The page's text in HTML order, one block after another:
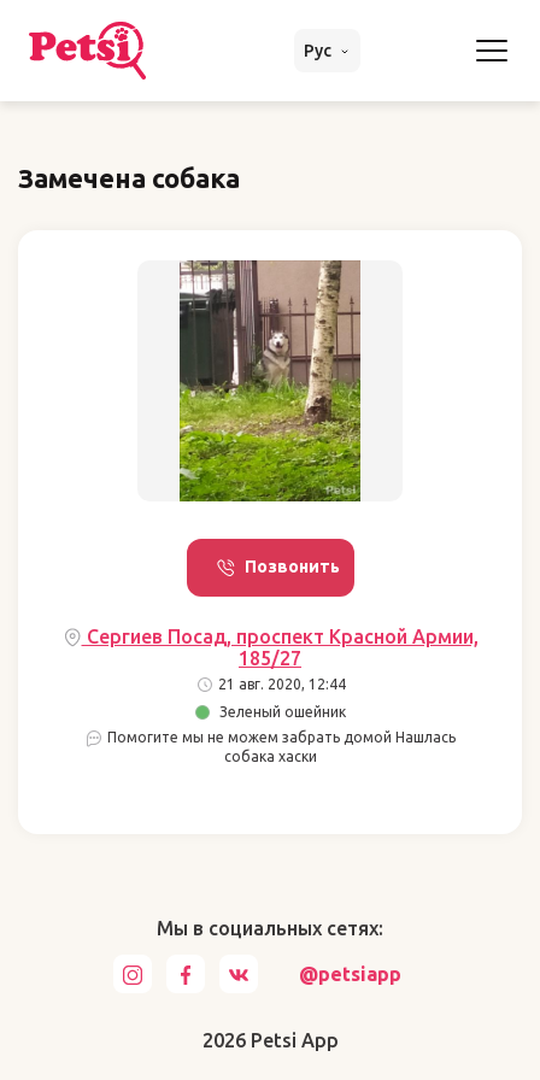
Рус
Замечена собака
Позвонить
Сергиев Посад, проспект Красной Армии,
185/27
21 авг. 2020, 12:44
Зеленый ошейник
Помогите мы не можем забрать домой Нашлась
собака хаски
Мы в социальных сетях:
@petsiapp
2026 Petsi App